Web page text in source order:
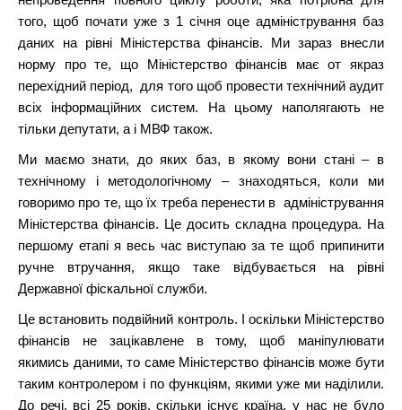
того, щоб почати уже з 1 січня оце адміністрування баз
даних на рівні Міністерства фінансів. Ми зараз внесли
норму про те, що Міністерство фінансів має от якраз
перехідний період, для того щоб провести технічний аудит
всіх інформаційних систем. На цьому наполягають не
тільки депутати, а і МВФ також.
Ми маємо знати, до яких баз, в якому вони стані – в
технічному і методологічному – знаходяться, коли ми
говоримо про те, що їх треба перенести в адміністрування
Міністерства фінансів. Це досить складна процедура. На
першому етапі я весь час виступаю за те щоб припинити
ручне втручання, якщо таке відбувається на рівні
Державної фіскальної служби.
Це встановить подвійний контроль. І оскільки Міністерство
фінансів не зацікавлене в тому, щоб маніпулювати
якимись даними, то саме Міністерство фінансів може бути
таким контролером і по функціям, якими уже ми наділили.
До речі, всі 25 років, скільки існує країна, у нас не було